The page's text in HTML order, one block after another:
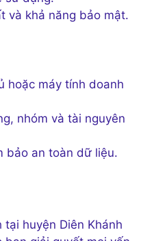
và khả năng bảo mật.
hoặc máy tính doanh
nhóm và tài nguyên
bảo an toàn dữ liệu.
tại huyện Diên Khánh